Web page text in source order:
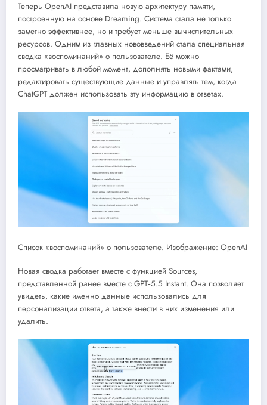
Теперь OpenAI представила новую архитектуру памяти,
построенную на основе Dreaming. Система стала не только
заметно эффективнее, но и требует меньше вычислительных
ресурсов. Одним из главных нововведений стала специальная
сводка «воспоминаний» о пользователе. Её можно
просматривать в любой момент, дополнять новыми фактами,
редактировать существующие данные и управлять тем, когда
ChatGPT должен использовать эту информацию в ответах.
Список «воспоминаний» о пользователе. Изображение: OpenAI
Новая сводка работает вместе с функцией Sources,
представленной ранее вместе с GPT‑5.5 Instant. Она позволяет
увидеть, какие именно данные использовались для
персонализации ответа, а также внести в них изменения или
удалить.